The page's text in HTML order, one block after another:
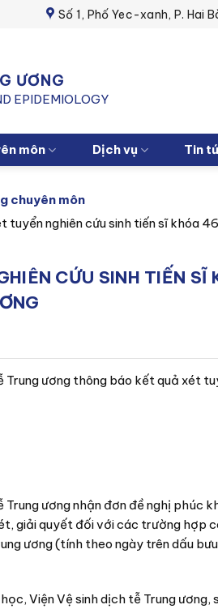
Số 1, Phố Yec-xanh, P. Hai
ƯƠNG
EPIDEMIOLOGY
môn Dịch vụ Tin
chuyên môn
tuyển nghiên cứu sinh tiến sĩ khóa
CỨU SINH TIẾN
ương thông báo kết quả xét
Trung ương nhận đơn đề nghị phúc
giải quyết đối với các trường hợp
ương (tính theo ngày trên dấu
Viện Vệ sinh dịch tễ Trung ương,